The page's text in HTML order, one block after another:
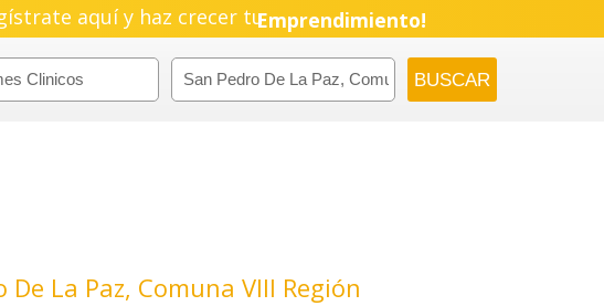
aquí y haz crecer tuEmprendimiento!
La Paz, Comuna VIII Región